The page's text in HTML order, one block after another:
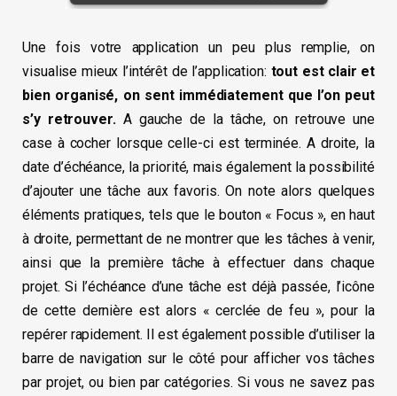
Une fois votre application un peu plus remplie, on
visualise mieux l’intérêt de l’application: tout est clair et
bien organisé, on sent immédiatement que l’on peut
s’y retrouver.A gauche de la tâche, on retrouve une
case à cocher lorsque celle-ci est terminée. A droite, la
date d’échéance, la priorité, mais également la possibilité
d’ajouter une tâche aux favoris. On note alors quelques
éléments pratiques, tels que le bouton « Focus », en haut
à droite, permettant de ne montrer que les tâches à venir,
ainsi que la première tâche à effectuer dans chaque
projet. Si l’échéance d’une tâche est déjà passée, l’icône
de cette dernière est alors « cerclée de feu », pour la
repérer rapidement. Il est également possible d’utiliser la
barre de navigation sur le côté pour afficher vos tâches
par projet, ou bien par catégories. Si vous ne savez pas